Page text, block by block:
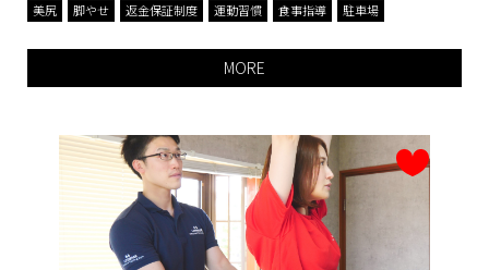
美尻
脚やせ 返金保証制度 運動習慣 食事指導 駐車場
MORE